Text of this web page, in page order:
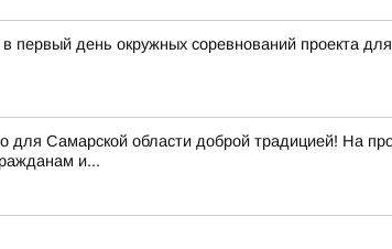
первый день окружных соревнований проекта
Самарской области доброй традицией! На
и...